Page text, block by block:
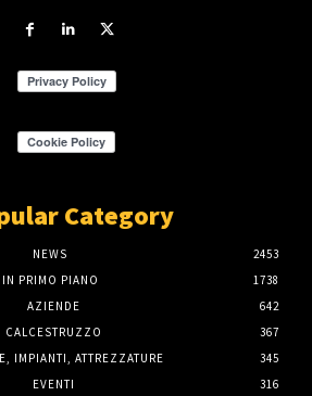
Category
NEWS
2453
IN PRIMO PIANO
1738
AZIENDE
642
CALCESTRUZZO
367
IMPIANTI, ATTREZZATURE
345
EVENTI
316